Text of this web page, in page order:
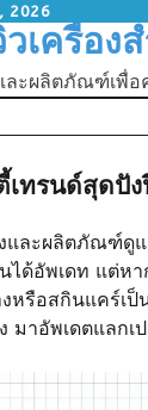
2026
เครื่อง
ละผลิตภัณฑ์เพื่อ
เทรนด์สุดปั
และผลิตภัณฑ์ดู
ได้อัพเดท แต่ห
หรือสกินแคร์เป็
มาอัพเดตแลกเ